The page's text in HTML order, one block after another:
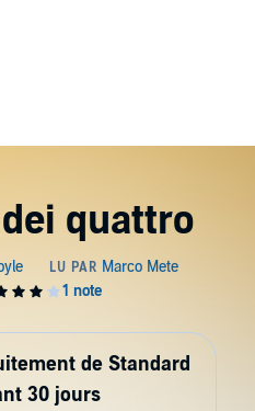
quattro
de Standard
30 jours